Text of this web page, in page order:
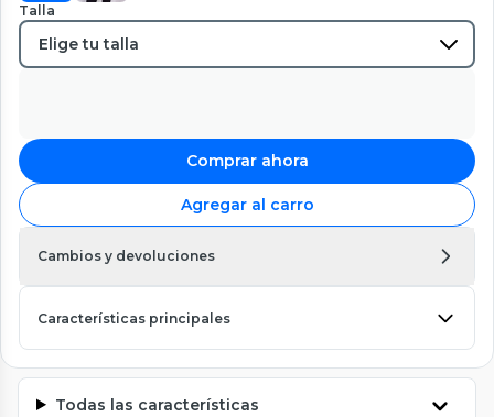
Talla
Comprar ahora
Agregar al carro
Cambios y devoluciones
Características principales
Todas las características